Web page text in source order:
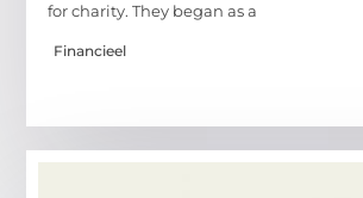
for charity. They began as a
Financieel